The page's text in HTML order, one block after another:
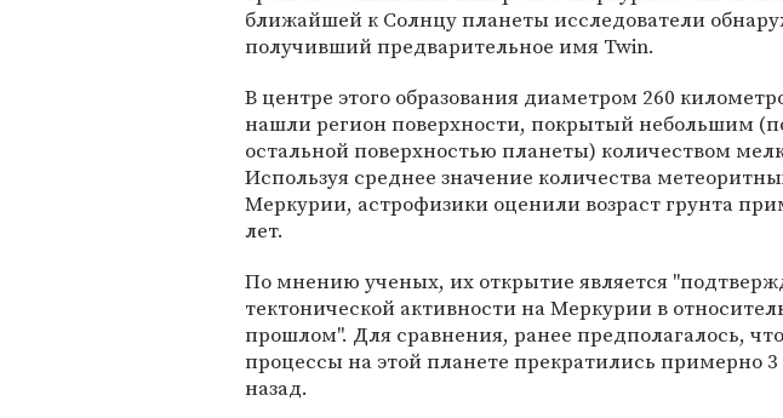
ближайшей к Солнцу планеты исследователи
получивший предварительное имя Twin.
В центре этого образования диаметром 260
нашли регион поверхности, покрытый небольшим
остальной поверхностью планеты) количеством
Используя среднее значение количества
Меркурии, астрофизики оценили возраст грунта
лет.
По мнению ученых, их открытие является
тектонической активности на Меркурии в
прошлом". Для сравнения, ранее предполагалось,
процессы на этой планете прекратились примерно
назад.